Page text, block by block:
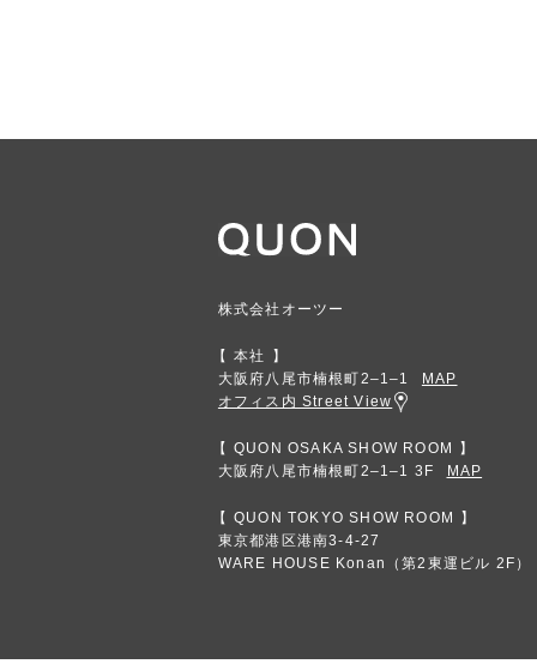
株式会社オーツー
本社
大阪府八尾市楠根町2‒1‒1
MAP
オフィス内 Street View
QUON OSAKA SHOW ROOM
大阪府八尾市楠根町2‒1‒1 3F
MAP
QUON TOKYO SHOW ROOM
東京都港区港南3-4-27
WARE HOUSE Konan（第2東運ビル 2F）